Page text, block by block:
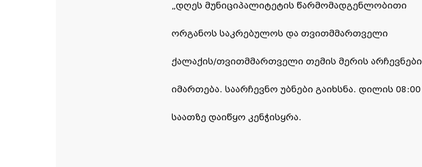
„დღეს მუნიციპალიტეტის წარმომადგენლობითი
ორგანოს საკრებულოს და თვითმმართველი
ქალაქის/თვითმმართველი თემის მერის არჩევნები
იმართება. საარჩევნო უბნები გაიხსნა. დილის 08:00
საათზე დაიწყო კენჭისყრა.